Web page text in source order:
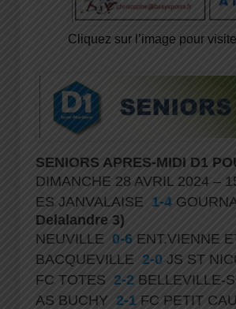
Cliquez sur l’image pour
SENIORS APRES-MIDI D1
DIMANCHE 28 AVRIL 2024 –
ES JANVALAISE 1-4
Delalandre 3)
NEUVILLE 0-6 ENT.VIENNE
BACQUEVILLE 2-0 JS ST
FC TOTES 2-2 BELLEVILLE-
AS BUCHY 2-1 FC PETIT